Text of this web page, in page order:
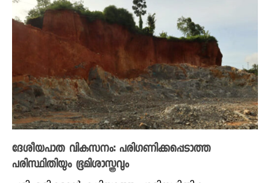
ദേശീയപാത വികസനം: പരിഗണിക്കപ്പെടാത്ത
പരിസ്ഥിതിയും ഭൂമിശാസ്ത്രവും